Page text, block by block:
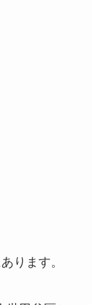
ります。